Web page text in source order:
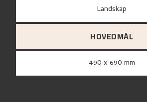
Landskap
HOVEDMÅL
490 x 690 mm